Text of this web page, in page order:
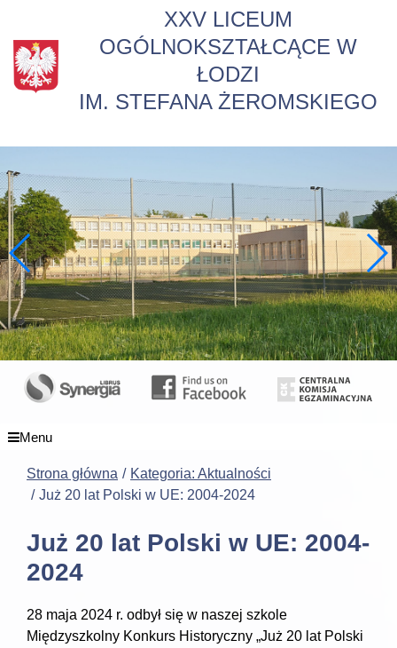
XXV LICEUM
OGÓLNOKSZTAŁCĄCE W
ŁODZI
IM. STEFANA ŻEROMSKIEGO
Menu
Strona główna
Kategoria: Aktualności
Już 20 lat Polski w UE: 2004-2024
Już 20 lat Polski w UE: 2004-
2024
28 maja 2024 r. odbył się w naszej szkole
Międzyszkolny Konkurs Historyczny „Już 20 lat Polski